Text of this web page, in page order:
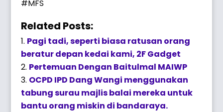
#MFS
Related Posts:
Pagi tadi, seperti biasa ratusan orang
beratur depan kedai kami, 2F Gadget
Pertemuan Dengan Baitulmal MAIWP
OCPD IPD Dang Wangi menggunakan
tabung surau majlis balai mereka untuk
bantu orang miskin di bandaraya.